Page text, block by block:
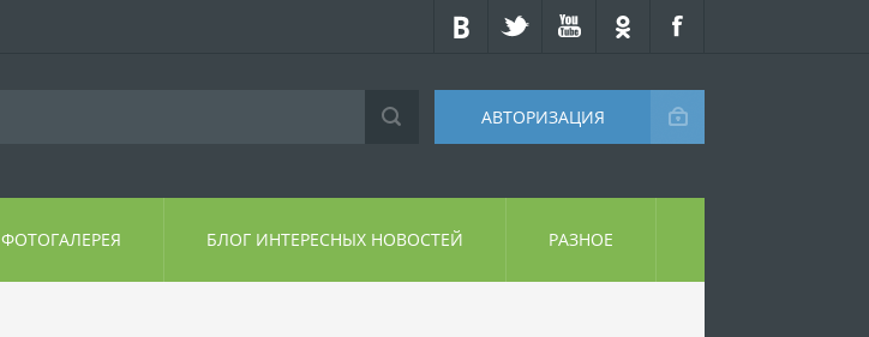
АВТОРИЗАЦИЯ
ФОТОГАЛЕРЕЯ БЛОГ ИНТЕРЕСНЫХ НОВОСТЕЙ РАЗНОЕ